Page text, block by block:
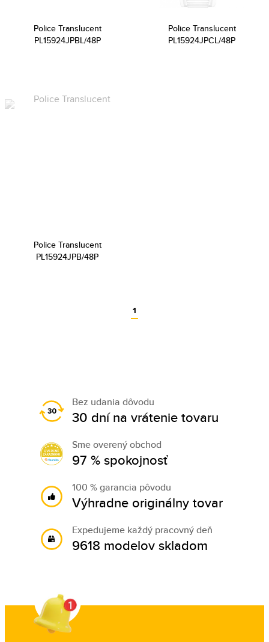
Police Translucent
PL15924JPBL/48P
Police Translucent
PL15924JPCL/48P
Police Translucent
PL15924JPB/48P
1
Bez udania dôvodu
30 dní na vrátenie tovaru
Sme overený obchod
97 % spokojnosť
100 % garancia pôvodu
Výhradne originálny tovar
Expedujeme každý pracovný deň
9618 modelov skladom